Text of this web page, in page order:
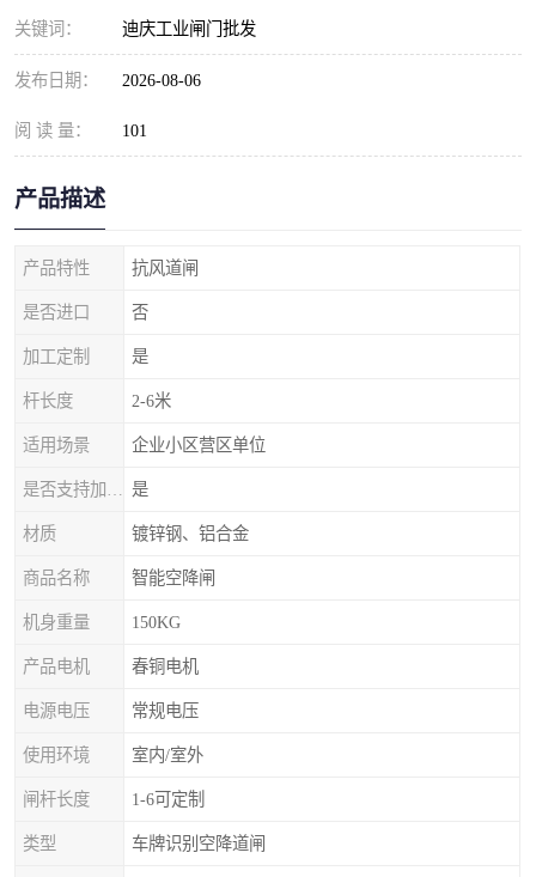
关键词： 迪庆工业闸门批发
发布日期： 2026-08-06
阅 读 量： 101
产品描述
产品特性 抗风道闸
是否进口 否
加工定制 是
杆长度 2-6米
适用场景 企业小区营区单位
是
材质 镀锌钢、铝合金
商品名称 智能空降闸
机身重量 150KG
产品电机 春铜电机
电源电压 常规电压
使用环境 室内/室外
闸杆长度 1-6可定制
类型 车牌识别空降道闸